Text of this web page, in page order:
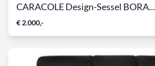
CARACOLE Design-Sessel BORA...
€ 2.000,-